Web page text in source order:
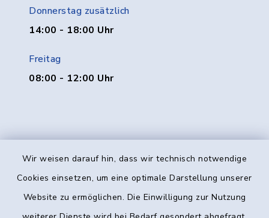
Wir weisen darauf hin, dass wir technisch notwendige
Cookies einsetzen, um eine optimale Darstellung unserer
Website zu ermöglichen. Die Einwilligung zur Nutzung
Donnerstag zusätzlich
14:00 - 18:00 Uhr
Freitag
08:00 - 12:00 Uhr
Kontakt